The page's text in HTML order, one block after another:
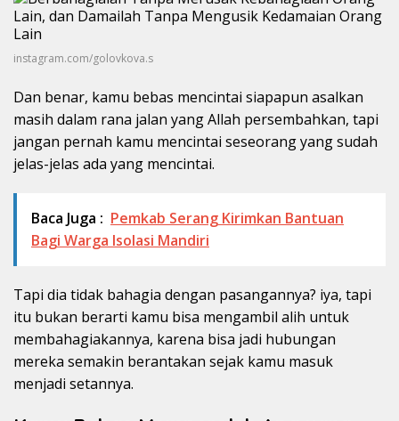
instagram.com/golovkova.s
Dan benar, kamu bebas mencintai siapapun asalkan
masih dalam rana jalan yang Allah persembahkan, tapi
jangan pernah kamu mencintai seseorang yang sudah
jelas-jelas ada yang mencintai.
Baca Juga : Pemkab Serang Kirimkan Bantuan
Bagi Warga Isolasi Mandiri
Tapi dia tidak bahagia dengan pasangannya? iya, tapi
itu bukan berarti kamu bisa mengambil alih untuk
membahagiakannya, karena bisa jadi hubungan
mereka semakin berantakan sejak kamu masuk
menjadi setannya.